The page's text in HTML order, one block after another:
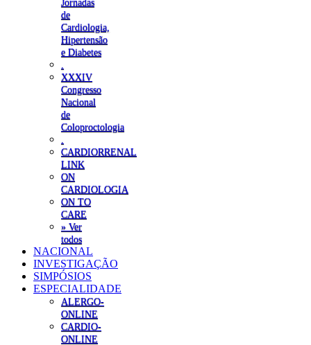
de
Cardiologia,
Hipertensão
e Diabetes
XXXIV
Congresso
Nacional
de
Coloproctologia
CARDIORRENAL
LINK
ON
CARDIOLOGIA
ON TO
CARE
» Ver
todos
NACIONAL
INVESTIGAÇÃO
SIMPÓSIOS
ESPECIALIDADE
ALERGO-
ONLINE
CARDIO-
ONLINE